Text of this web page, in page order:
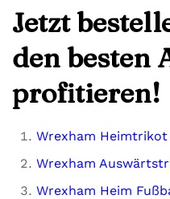
Jetzt
den besten
profitieren!
Wrexham
Wrexham
Wrexham Heim